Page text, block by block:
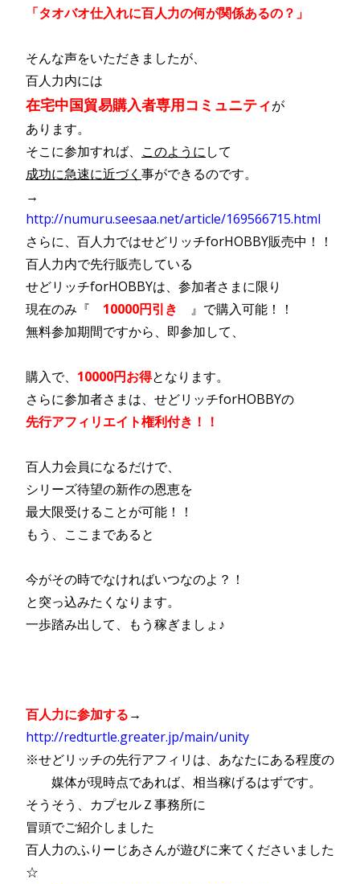
「タオバオ仕入れに百人力の何が関係あるの？」
そんな声をいただきましたが、
百人力内には
在宅中国貿易購入者専用コミュニティが
あります。
そこに参加すれば、 このようにして
成功に急速に近づく 事ができるのです。
→
http://numuru.seesaa.net/article/169566715.html
さらに、百人力ではせどリッチforHOBBY販売中！！
百人力内で先行販売している
せどリッチforHOBBYは、参加者さまに限り
現在のみ『 10000円引き 』で購入可能！！
無料参加期間ですから、即参加して、
購入で、 10000円お得となります。
さらに参加者さまは、せどリッチforHOBBYの
先行アフィリエイト権利付き！！
百人力会員になるだけで、
シリーズ待望の新作の恩恵を
最大限受けることが可能！！
もう、ここまであると
今がその時でなければいつなのよ？！
と突っ込みたくなります。
一歩踏み出して、もう稼ぎましょ♪
百人力に参加する→
http://redturtle.greater.jp/main/unity
※せどリッチの先行アフィリは、あなたにある程度の
媒体が現時点であれば、相当稼げるはずです。
そうそう、カプセルＺ事務所に
冒頭でご紹介しました
百人力のふりーじあさんが遊びに来てくださいました
☆